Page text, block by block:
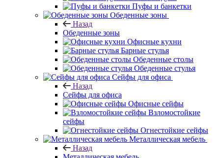
Пуфы и банкетки
Обеденные зоны
Назад
Обеденные зоны
Офисные кухни
Барные стулья
Обеденные столы
Обеденные стулья
Сейфы для офиса
Назад
Сейфы для офиса
Офисные сейфы
Взломостойкие
сейфы
Огнестойкие сейфы
Металлическая мебель
Назад